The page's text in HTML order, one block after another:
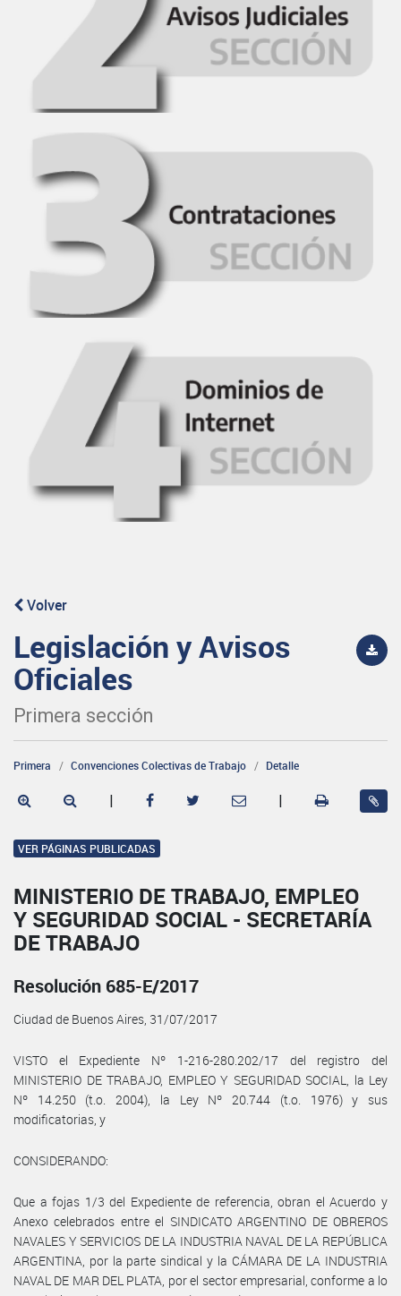
Volver
Legislación y Avisos
Oficiales
Primera sección
Primera Convenciones Colectivas de Trabajo Detalle
| |
VER PÁGINAS PUBLICADAS
MINISTERIO DE TRABAJO, EMPLEO
Y SEGURIDAD SOCIAL - SECRETARÍA
DE TRABAJO
Resolución 685-E/2017
Ciudad de Buenos Aires, 31/07/2017
VISTO el Expediente Nº 1-216-280.202/17 del registro del
MINISTERIO DE TRABAJO, EMPLEO Y SEGURIDAD SOCIAL, la Ley
Nº 14.250 (t.o. 2004), la Ley Nº 20.744 (t.o. 1976) y sus
modificatorias, y
CONSIDERANDO:
Que a fojas 1/3 del Expediente de referencia, obran el Acuerdo y
Anexo celebrados entre el SINDICATO ARGENTINO DE OBREROS
NAVALES Y SERVICIOS DE LA INDUSTRIA NAVAL DE LA REPÚBLICA
ARGENTINA, por la parte sindical y la CÁMARA DE LA INDUSTRIA
NAVAL DE MAR DEL PLATA, por el sector empresarial, conforme a lo